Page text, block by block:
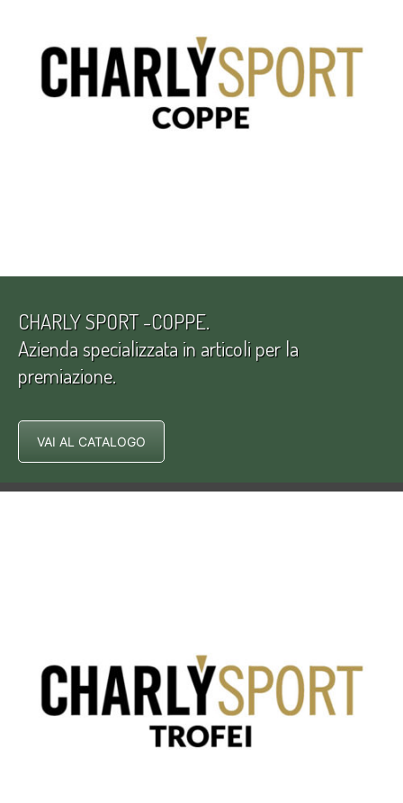
CHARLY SPORT -COPPE.
Azienda specializzata in articoli per la
premiazione.
VAI AL CATALOGO